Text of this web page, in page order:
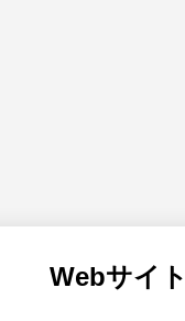
Webサイ